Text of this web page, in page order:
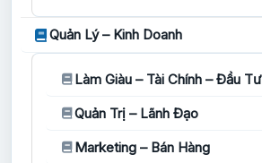
Quản Lý – Kinh Doanh
Làm Giàu – Tài Chính – Đầu Tư
Quản Trị – Lãnh Đạo
Marketing – Bán Hàng